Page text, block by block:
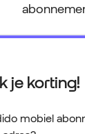
je korting!
mobiel